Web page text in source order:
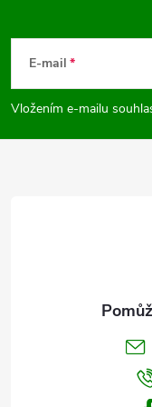
y
v
p
E-mail
Vložením e-mailu